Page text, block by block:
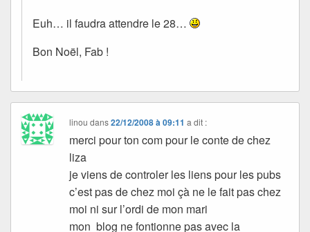
Euh… il faudra attendre le 28…
Bon Noël, Fab !
linou dans22/12/2008 à 09:11 a dit :
merci pour ton com pour le conte de chez
liza
je viens de controler les liens pour les pubs
c’est pas de chez moi çà ne le fait pas chez
moi ni sur l’ordi de mon mari
mon blog ne fontionne pas avec la